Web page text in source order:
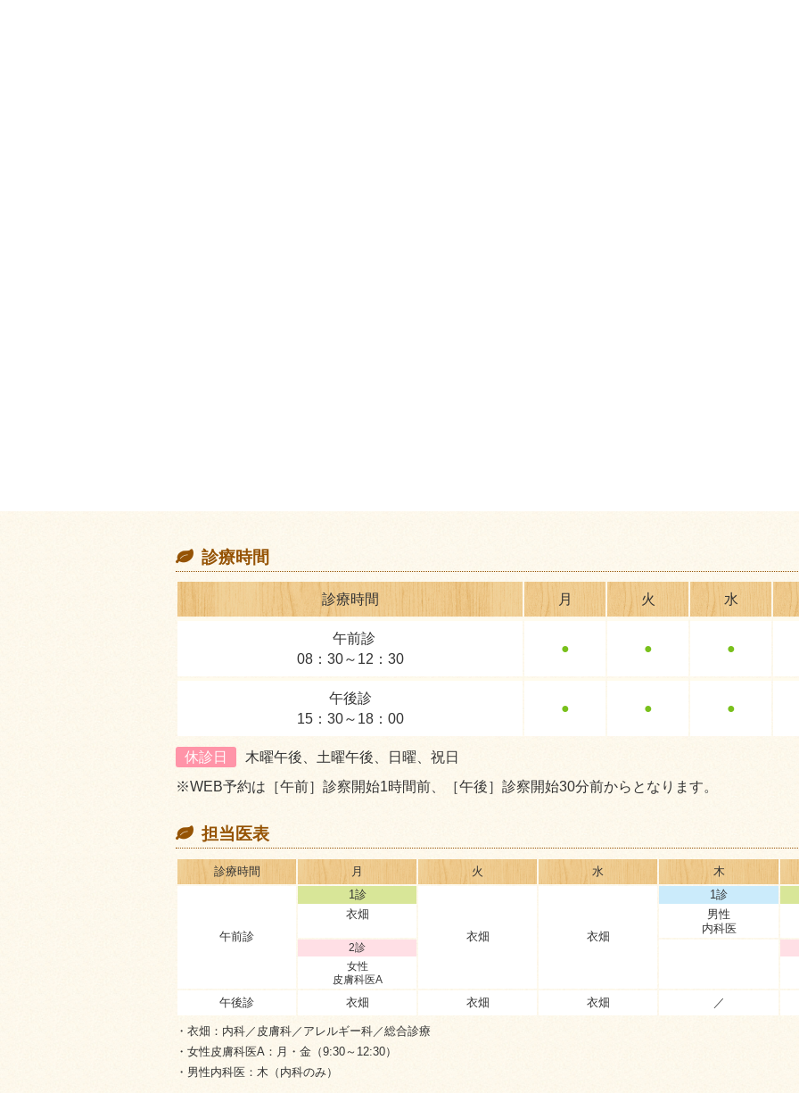
診療時間
診療時間 月 火 水
午前診
08：30～12：30
● ● ●
午後診
15：30～18：00
● ● ●
休診日
木曜午後、土曜午後、日曜、祝日
※WEB予約は［午前］診察開始1時間前、［午後］診察開始30分前からとなります。
担当医表
診療時間 月 火 水 木
午前診
1診
衣畑
衣畑
衣畑
1診
男性
内科医
2診
女性
皮膚科医A
午後診 衣畑 衣畑 衣畑 ／
・衣畑 ：内科／皮膚科／アレルギー科／総合診療
・女性皮膚科医A ：月・金（9:30～12:30）
・男性内科医 ：木（内科のみ）